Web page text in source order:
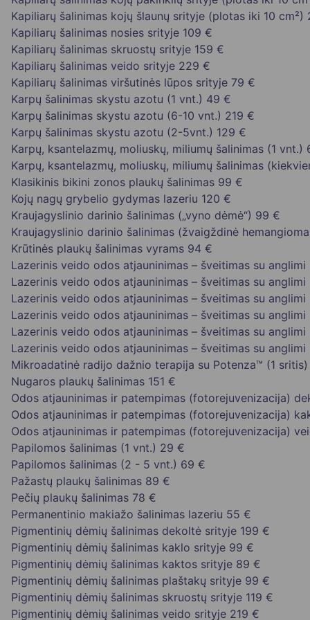
Kapiliarų šalinimas kojų šlaunų srityje (plotas iki 10 cm²)
Kapiliarų šalinimas nosies srityje 109 €
Kapiliarų šalinimas skruostų srityje 159 €
Kapiliarų šalinimas veido srityje 229 €
Kapiliarų šalinimas viršutinės lūpos srityje 79 €
Karpų šalinimas skystu azotu (1 vnt.) 49 €
Karpų šalinimas skystu azotu (6-10 vnt.) 219 €
Karpų šalinimas skystu azotu (2-5vnt.) 129 €
Karpų, ksantelazmų, moliuskų, miliumų šalinimas (1 vnt.)
Karpų, ksantelazmų, moliuskų, miliumų šalinimas
Klasikinis bikini zonos plaukų šalinimas 99 €
Kojų nagų grybelio gydymas lazeriu 120 €
Kraujagyslinio darinio šalinimas („vyno dėmė“) 99 €
Kraujagyslinio darinio šalinimas (žvaigždinė
Krūtinės plaukų šalinimas vyrams 94 €
Lazerinis veido odos atjauninimas – šveitimas su
Lazerinis veido odos atjauninimas – šveitimas su anglimi
Lazerinis veido odos atjauninimas – šveitimas su
Lazerinis veido odos atjauninimas – šveitimas su
Lazerinis veido odos atjauninimas – šveitimas su
Lazerinis veido odos atjauninimas – šveitimas su anglimi
Mikroadatinė radijo dažnio terapija su Potenza™ (1 sritis)
Nugaros plaukų šalinimas 151 €
Odos atjauninimas ir patempimas (fotorejuvenizacija)
Odos atjauninimas ir patempimas (fotorejuvenizacija)
Odos atjauninimas ir patempimas (fotorejuvenizacija)
Papilomos šalinimas (1 vnt.) 29 €
Papilomos šalinimas (2 - 5 vnt.) 69 €
Pažastų plaukų šalinimas 89 €
Pečių plaukų šalinimas 78 €
Permanentinio makiažo šalinimas lazeriu 55 €
Pigmentinių dėmių šalinimas dekoltė srityje 199 €
Pigmentinių dėmių šalinimas kaklo srityje 99 €
Pigmentinių dėmių šalinimas kaktos srityje 89 €
Pigmentinių dėmių šalinimas plaštakų srityje 99 €
Pigmentinių dėmių šalinimas skruostų srityje 119 €
Pigmentinių dėmių šalinimas veido srityje 219 €